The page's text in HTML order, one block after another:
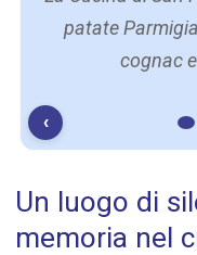
patate
cognac
‹
Un luogo di
memoria nel